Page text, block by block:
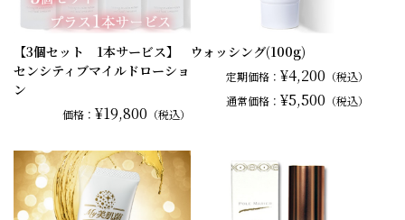
【3個セット 1本サービス】
センシティブマイルドローショ
ン
価格：¥19,800 （税込）
ウォッシング(100g)
定期価格： ¥4,200 （税込）
通常価格： ¥5,500 （税込）